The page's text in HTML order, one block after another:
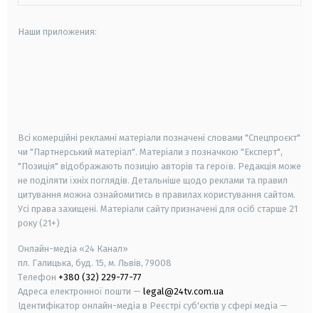
Наши приложения:
Всі комерційні рекламні матеріали позначені словами "Спецпроєкт"
чи "Партнерський матеріал". Матеріали з позначкою "Експерт",
"Позиція" відображають позицію авторів та героїв. Редакція може
не поділяти їхніх поглядів. Детальніше щодо реклами та правил
цитування можна ознайомитись в правилах користування сайтом.
Усі права захищені. Матеріали сайту призначені для осіб старше 21
року (21+)
Онлайн-медіа «24 Канал»
пл. Галицька, буд. 15, м. Львів, 79008
Телефон +380 (32) 229-77-77
Адреса електронної пошти — legal@24tv.com.ua
Ідентифікатор онлайн-медіа в Реєстрі суб'єктів у сфері медіа —